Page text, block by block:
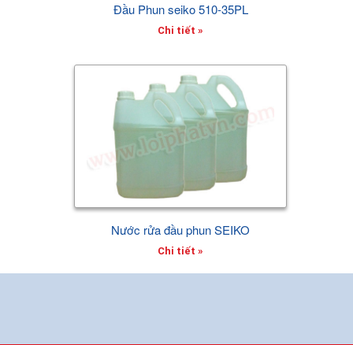
Đầu Phun seiko 510-35PL
Chi tiết »
Nước rửa đầu phun SEIKO
Chi tiết »